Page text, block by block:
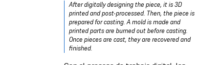
After digitally designing the piece, it is 3D
printed and post-processed. Then, the piece is
prepared for casting. A mold is made and
printed parts are burned out before casting.
Once pieces are cast, they are recovered and
finished.